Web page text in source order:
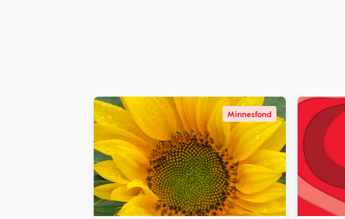
Minnesfond